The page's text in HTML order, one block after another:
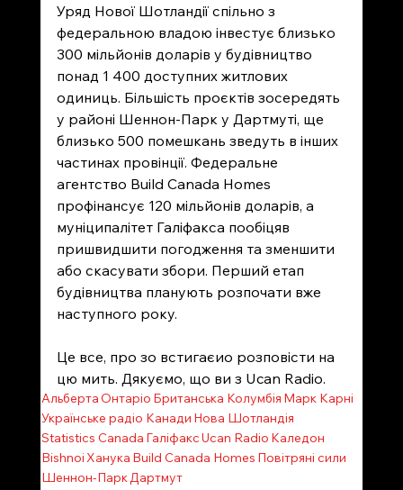
Уряд Нової Шотландії спільно з
федеральною владою інвестує близько
300 мільйонів доларів у будівництво
понад 1 400 доступних житлових
одиниць. Більшість проєктів зосередять
у районі Шеннон-Парк у Дартмуті, ще
близько 500 помешкань зведуть в інших
частинах провінції. Федеральне
агентство Build Canada Homes
профінансує 120 мільйонів доларів, а
муніципалітет Галіфакса пообіцяв
пришвидшити погодження та зменшити
або скасувати збори. Перший етап
будівництва планують розпочати вже
наступного року.
Це все, про зо встигаєио розповісти на
цю мить. Дякуємо, що ви з Ucan Radio.
АльбертаОнтаріо Британська Колумбія Марк Карні
Українське радіо Канади Нова Шотландія
Statistics Canada ГаліфаксUcan Radio Каледон
BishnoiХанука Build Canada Homes Повітряні сили
Шеннон-ПаркДартмут